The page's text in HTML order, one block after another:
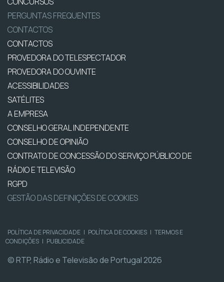
PERGUNTAS FREQUENTES
CONTACTOS
CONTACTOS
PROVEDORA DO TELESPECTADOR
PROVEDORA DO OUVINTE
ACESSIBILIDADES
SATÉLITES
A EMPRESA
CONSELHO GERAL INDEPENDENTE
CONSELHO DE OPINIÃO
CONTRATO DE CONCESSÃO DO SERVIÇO PÚBLICO DE
RÁDIO E TELEVISÃO
RGPD
GESTÃO DAS DEFINIÇÕES DE COOKIES
POLÍTICA DE PRIVACIDADE | POLÍTICA DE COOKIES | TERMOS E
CONDIÇÕES | PUBLICIDADE
© RTP, Rádio e Televisão de Portugal 2026